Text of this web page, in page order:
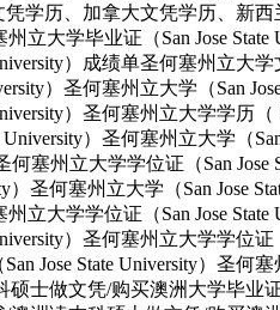
学历、加拿大文凭学历、新西
立大学毕业证（San Jose
）成绩单圣何塞州立大
）圣何塞州立大学（San
）圣何塞州立大学学历
University）圣何塞州立大学（
何塞州立大学学位证（San
）圣何塞州立大学（San Jose
立大学学位证（San Jose
）圣何塞州立大学学位
Jose State University）圣何
硕士做文凭/购买澳洲大学毕业